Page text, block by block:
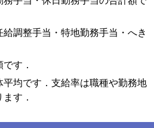
給調整手当・特地勤務手当・へき
す．
平均です．支給率は職種や勤務地
す．